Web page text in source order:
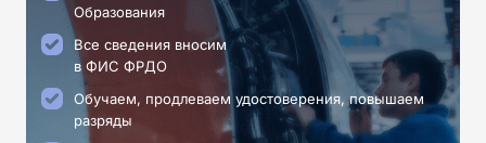
Образования
Все сведения вносим
в ФИС ФРДО
Обучаем, продлеваем удостоверения, повышаем
разряды